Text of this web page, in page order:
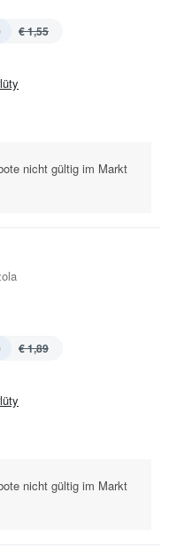
€ 1,55
nicht gültig im Markt
€ 1,89
nicht gültig im Markt